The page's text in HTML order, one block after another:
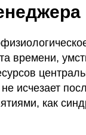
времени,
исчезает
как